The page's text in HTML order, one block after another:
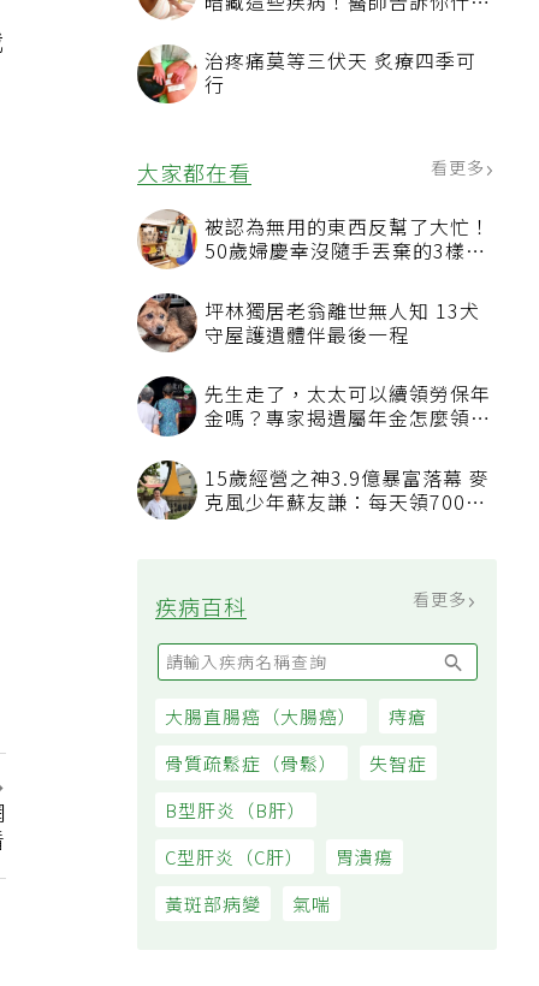
暗藏這些疾病！醫師告訴你什麼
治疼痛莫等三伏天 炙療四季可
行
大家都在看 看更多
被認為無用的東西反幫了大忙！
50歲婦慶幸沒隨手丟棄的3樣物
坪林獨居老翁離世無人知 13犬
守屋護遺體伴最後一程
先生走了，太太可以續領勞保年
金嗎？專家揭遺屬年金怎麼領，
15歲經營之神3.9億暴富落幕 麥
克風少年蘇友謙：每天領700元
疾病百科
大腸直腸癌（大腸癌） 痔瘡
骨質疏鬆症（骨鬆） 失智症
B型肝炎（B肝）
C型肝炎（C肝）
黃斑部病變